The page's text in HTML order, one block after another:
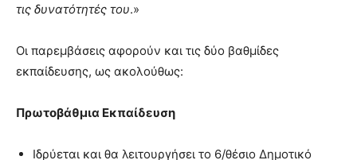
τις δυνατότητές του.»
Οι παρεμβάσεις αφορούν και τις δύο βαθμίδες
εκπαίδευσης, ως ακολούθως:
Πρωτοβάθμια Εκπαίδευση
Ιδρύεται και θα λειτουργήσει το 6/θέσιο Δημοτικό